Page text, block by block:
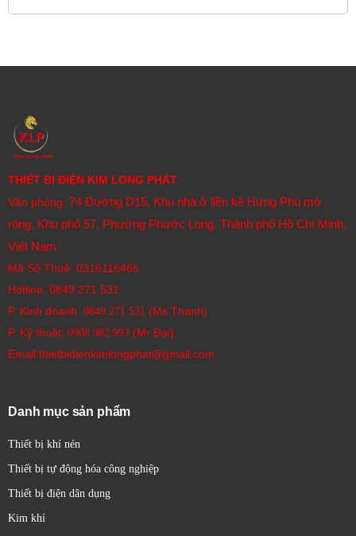
THIẾT BỊ ĐIỆN KIM LONG PHÁT
Văn phòng: 74 Đường D15, Khu nhà ở liền kề Hưng Phú mở
rộng, Khu phố 57, Phường Phước Long, Thành phố Hồ Chí Minh,
Việt Nam
Mã Số Thuế: 0316116466
Hotline: 0849 271 531
P. Kinh doanh: 0849 271 531 (Ms Thanh)
P. Kỹ thuật: 0908 982 993​ (Mr Đại)
Email:thietbidienkimlongphat@gmail.com
Danh mục sản phẩm
Thiết bị khí nén
Thiết bị tự động hóa công nghiệp
Thiết bị điện dân dụng
Kim khí